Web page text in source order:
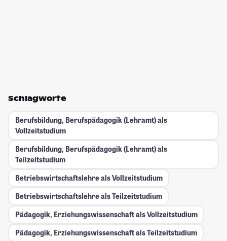
Schlagworte
Berufsbildung, Berufspädagogik (Lehramt) als
Vollzeitstudium
Berufsbildung, Berufspädagogik (Lehramt) als
Teilzeitstudium
Betriebswirtschaftslehre als Vollzeitstudium
Betriebswirtschaftslehre als Teilzeitstudium
Pädagogik, Erziehungswissenschaft als Vollzeitstudium
Pädagogik, Erziehungswissenschaft als Teilzeitstudium